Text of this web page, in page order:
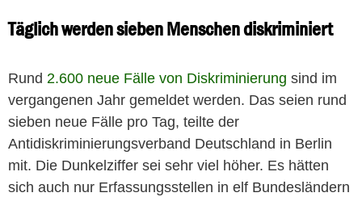
Täglich werden sieben Menschen diskriminiert
Rund 2.600 neue Fälle von Diskriminierung sind im
vergangenen Jahr gemeldet werden. Das seien rund
sieben neue Fälle pro Tag, teilte der
Antidiskriminierungsverband Deutschland in Berlin
mit. Die Dunkelziffer sei sehr viel höher. Es hätten
sich auch nur Erfassungsstellen in elf Bundesländern